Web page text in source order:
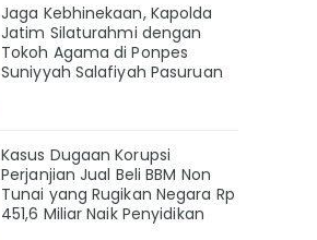
Jaga Kebhinekaan, Kapolda
Jatim Silaturahmi dengan
Tokoh Agama di Ponpes
Suniyyah Salafiyah Pasuruan
Kasus Dugaan Korupsi
Perjanjian Jual Beli BBM Non
Tunai yang Rugikan Negara Rp
451,6 Miliar Naik Penyidikan